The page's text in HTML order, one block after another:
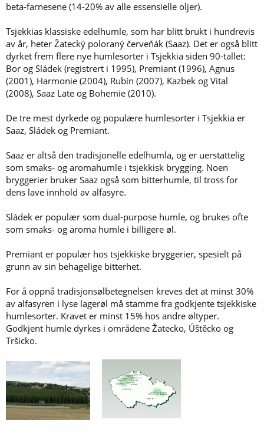
beta-farnesene (14-20% av alle essensielle oljer).
Tsjekkias klassiske edelhumle, som har blitt brukt i hundrevis
av år, heter Žatecký poloraný červeňák (Saaz). Det er også blitt
dyrket frem flere nye humlesorter i Tsjekkia siden 90-tallet:
Bor og Sládek (registrert i 1995), Premiant (1996), Agnus
(2001), Harmonie (2004), Rubín (2007), Kazbek og Vital
(2008), Saaz Late og Bohemie (2010).
De tre mest dyrkede og populære humlesorter i Tsjekkia er
Saaz, Sládek og Premiant.
Saaz er altså den tradisjonelle edelhumla, og er uerstattelig
som smaks- og aromahumle i tsjekkisk brygging. Noen
bryggerier bruker Saaz også som bitterhumle, til tross for
dens lave innhold av alfasyre.
Sládek er populær som dual-purpose humle, og brukes ofte
som smaks- og aroma humle i billigere øl.
Premiant er populær hos tsjekkiske bryggerier, spesielt på
grunn av sin behagelige bitterhet.
For å oppnå tradisjonsølbetegnelsen kreves det at minst 30%
av alfasyren i lyse lagerøl må stamme fra godkjente tsjekkiske
humlesorter. Kravet er minst 15% hos andre øltyper.
Godkjent humle dyrkes i områdene Žatecko, Úštěcko og
Tršicko.